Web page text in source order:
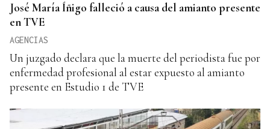
José María Íñigo falleció a causa del amianto presente
en TVE
AGENCIAS
Un juzgado declara que la muerte del periodista fue por
enfermedad profesional al estar expuesto al amianto
presente en Estudio 1 de TVE